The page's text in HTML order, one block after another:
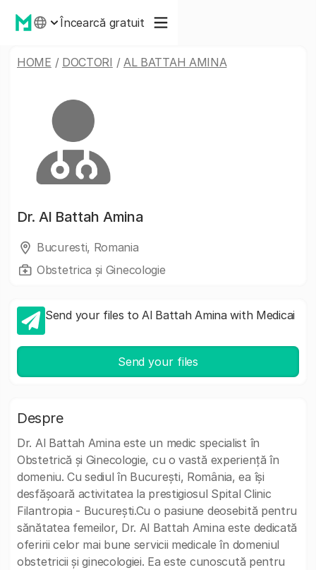
Încearcă gratuit
HOME / DOCTORI / AL BATTAH AMINA
Dr. Al Battah Amina
Bucuresti, Romania
Obstetrica și Ginecologie
Send your files to Al Battah Amina with Medicai
Send your files
Despre
Dr. Al Battah Amina este un medic specialist în
Obstetrică și Ginecologie, cu o vastă experiență în
domeniu. Cu sediul în București, România, ea își
desfășoară activitatea la prestigiosul Spital Clinic
Filantropia - București.Cu o pasiune deosebită pentru
sănătatea femeilor, Dr. Al Battah Amina este dedicată
oferirii celor mai bune servicii medicale în domeniul
obstetricii și ginecologiei. Ea este cunoscută pentru